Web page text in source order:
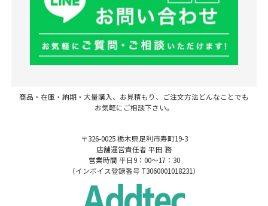
商品・在庫・納期・大量購入、お見積もり、ご注文方法どんなことでも
お気軽にご相談下さい。
〒326-0025 栃木県足利市寿町19-3
店舗運営責任者 平田 務
営業時間 平日9：00～17：30
（インボイス登録番号 T3060001018231）